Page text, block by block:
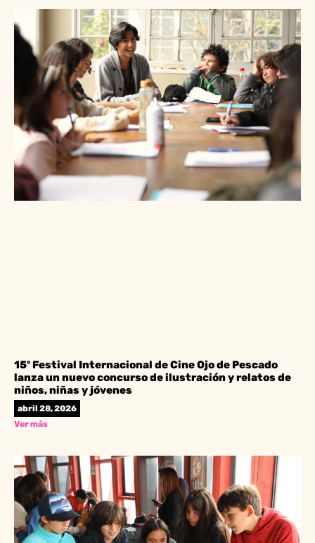
15º Festival Internacional de Cine Ojo de Pescado
lanza un nuevo concurso de ilustración y relatos de
niños, niñas y jóvenes
abril 28, 2026
Ver más